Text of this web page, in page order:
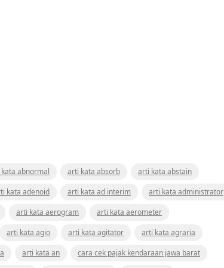
abnormal arti kata absorb
arti kata abstain
kata adenoid arti kata ad interim
arti kata administrator
arti kata aerogram
arti kata aerometer
arti kata agio arti kata agitator
arti kata agraria
arti kata an
cara cek pajak kendaraan jawa barat